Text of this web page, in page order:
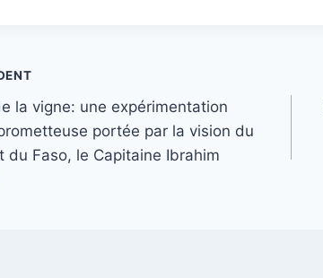
la vigne: une expérimentation
portée par la vision du
du Faso, le Capitaine Ibrahim